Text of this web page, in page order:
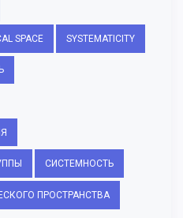
SPACE SYSTEMATICITY
СИСТЕМНОСТЬ
ПРОСТРАНСТВА